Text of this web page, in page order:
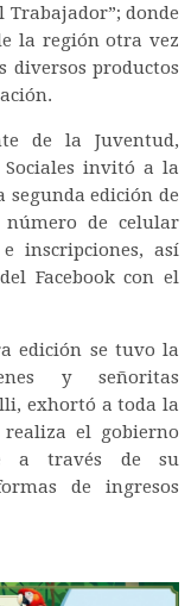
Trabajador”; donde
la región otra vez
diversos productos
de la Juventud,
Sociales invitó a la
edición de
de celular
inscripciones, así
Facebook con el
edición se tuvo la
y señoritas
exhortó a toda la
el gobierno
a través de su
de ingresos